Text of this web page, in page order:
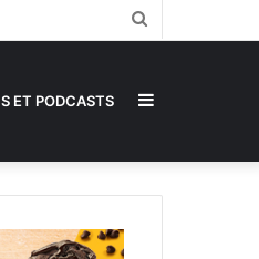
ET PODCASTS